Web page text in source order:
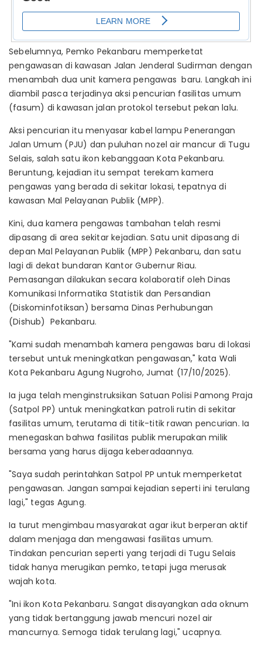
Sebelumnya, Pemko Pekanbaru memperketat
pengawasan di kawasan Jalan Jenderal Sudirman dengan
menambah dua unit kamera pengawas baru. Langkah ini
diambil pasca terjadinya aksi pencurian fasilitas umum
(fasum) di kawasan jalan protokol tersebut pekan lalu.
Aksi pencurian itu menyasar kabel lampu Penerangan
Jalan Umum (PJU) dan puluhan nozel air mancur di Tugu
Selais, salah satu ikon kebanggaan Kota Pekanbaru.
Beruntung, kejadian itu sempat terekam kamera
pengawas yang berada di sekitar lokasi, tepatnya di
kawasan Mal Pelayanan Publik (MPP).
Kini, dua kamera pengawas tambahan telah resmi
dipasang di area sekitar kejadian. Satu unit dipasang di
depan Mal Pelayanan Publik (MPP) Pekanbaru, dan satu
lagi di dekat bundaran Kantor Gubernur Riau.
Pemasangan dilakukan secara kolaboratif oleh Dinas
Komunikasi Informatika Statistik dan Persandian
(Diskominfotiksan) bersama Dinas Perhubungan
(Dishub) Pekanbaru.
"Kami sudah menambah kamera pengawas baru di lokasi
tersebut untuk meningkatkan pengawasan," kata Wali
Kota Pekanbaru Agung Nugroho, Jumat (17/10/2025).
Ia juga telah menginstruksikan Satuan Polisi Pamong Praja
(Satpol PP) untuk meningkatkan patroli rutin di sekitar
fasilitas umum, terutama di titik-titik rawan pencurian. Ia
menegaskan bahwa fasilitas publik merupakan milik
bersama yang harus dijaga keberadaannya.
"Saya sudah perintahkan Satpol PP untuk memperketat
pengawasan. Jangan sampai kejadian seperti ini terulang
lagi," tegas Agung.
Ia turut mengimbau masyarakat agar ikut berperan aktif
dalam menjaga dan mengawasi fasilitas umum.
Tindakan pencurian seperti yang terjadi di Tugu Selais
tidak hanya merugikan pemko, tetapi juga merusak
wajah kota.
"Ini ikon Kota Pekanbaru. Sangat disayangkan ada oknum
yang tidak bertanggung jawab mencuri nozel air
mancurnya. Semoga tidak terulang lagi," ucapnya.